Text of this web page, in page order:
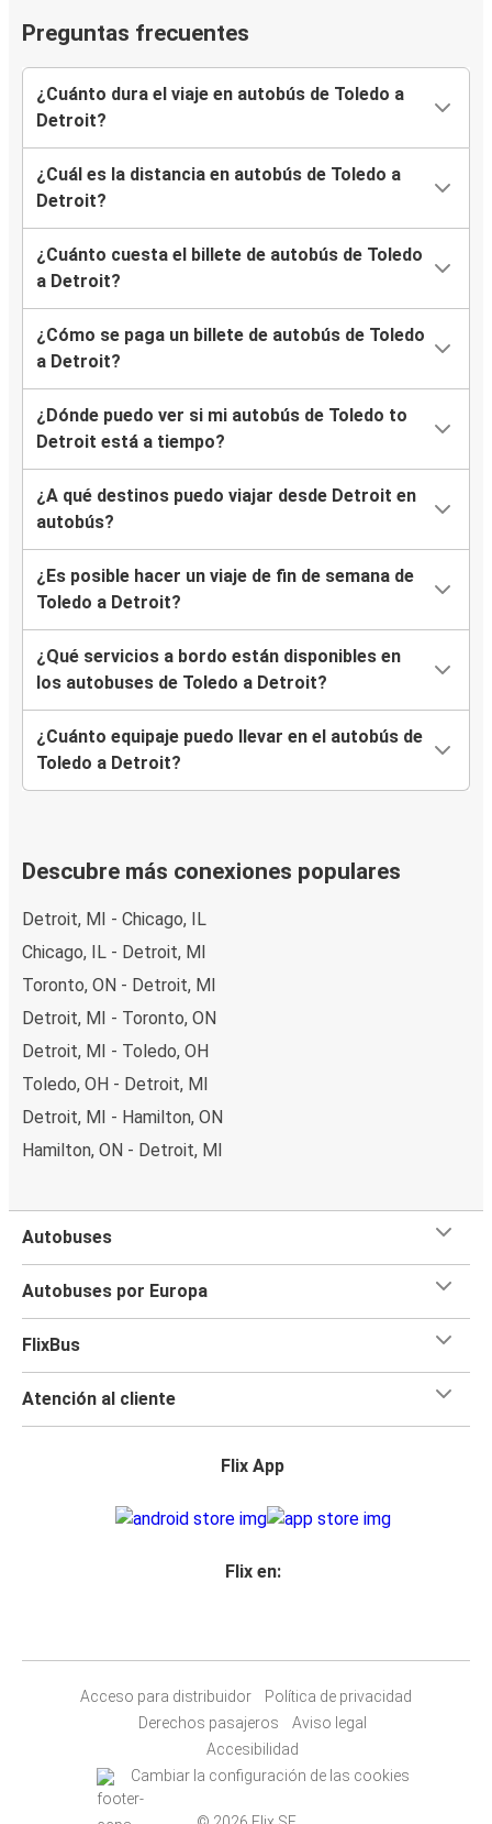
Preguntas frecuentes
¿Cuánto dura el viaje en autobús de Toledo a
Detroit?
¿Cuál es la distancia en autobús de Toledo a
Detroit?
¿Cuánto cuesta el billete de autobús de Toledo
a Detroit?
¿Cómo se paga un billete de autobús de Toledo
a Detroit?
¿Dónde puedo ver si mi autobús de Toledo to
Detroit está a tiempo?
¿A qué destinos puedo viajar desde Detroit en
autobús?
¿Es posible hacer un viaje de fin de semana de
Toledo a Detroit?
¿Qué servicios a bordo están disponibles en
los autobuses de Toledo a Detroit?
¿Cuánto equipaje puedo llevar en el autobús de
Toledo a Detroit?
Descubre más conexiones populares
Detroit, MI - Chicago, IL
Chicago, IL - Detroit, MI
Toronto, ON - Detroit, MI
Detroit, MI - Toronto, ON
Detroit, MI - Toledo, OH
Toledo, OH - Detroit, MI
Detroit, MI - Hamilton, ON
Hamilton, ON - Detroit, MI
Autobuses
Autobuses por Europa
FlixBus
Atención al cliente
Flix App
Flix en:
Acceso para distribuidor
Política de privacidad
Derechos pasajeros
Aviso legal
Accesibilidad
Cambiar la configuración de las cookies